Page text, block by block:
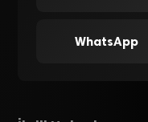
WhatsApp